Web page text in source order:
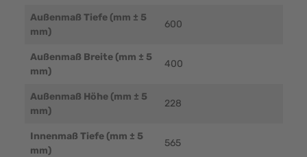
Außenmaß Tiefe (mm ± 5
mm)
600
Außenmaß Breite (mm ± 5
mm)
400
Außenmaß Höhe (mm ± 5
mm)
228
Innenmaß Tiefe (mm ± 5
mm)
565